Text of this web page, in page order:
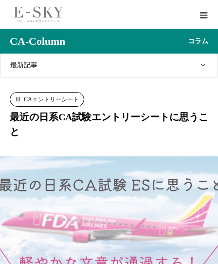
CA-Column コラム
最新記事
Ⅲ. CAエントリーシート
最近の日系CA試験エントリーシートに思うこ
と